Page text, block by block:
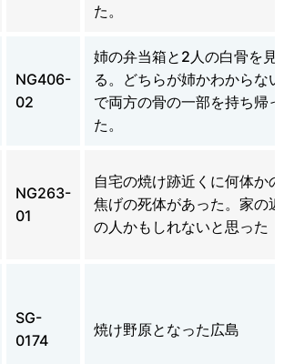
た。
NG406-
02
姉の弁当箱と2人の白骨を見
る。どちらが姉かわからな
で両方の骨の一部を持ち帰っ
た。
NG263-
01
自宅の焼け跡近くに何体か
焦げの死体があった。家の
の人かもしれないと思った
SG-
0174
焼け野原となった広島